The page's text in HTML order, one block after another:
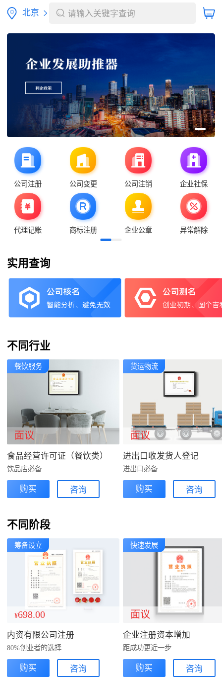
北京 请输入关键字查询
公司注册 公司变更 公司注销 企业社保
代理记账 商标注册 企业公章 异常解除
实用查询
不同行业
餐饮服务
面议
食品经营许可证（餐饮类）
饮品店必备
购买 咨询
货运物流
面议
进出口收发货人登记
进出口必备
购买 咨询
不同阶段
筹备设立
¥698.00
内资有限公司注册
80%创业者的选择
购买 咨询
快速发展
面议
企业注册资本增加
距成功更近一步
购买 咨询